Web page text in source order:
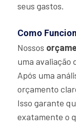
seus gastos.
Como
Nossos
uma avaliação
Após uma
orçamento
Isso garante
exatamente o